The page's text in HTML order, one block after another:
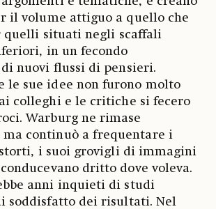
il volume attiguo a quello che
quelli situati negli scaffali
in un fecondo
nuovi flussi di pensieri.
le sue idee non furono molto
colleghi e le critiche si fecero
Warburg ne rimase
ma continuò a frequentare i
i suoi grovigli di immagini
dritto dove voleva.
anni inquieti di studi
soddisfatto dei risultati. Nel